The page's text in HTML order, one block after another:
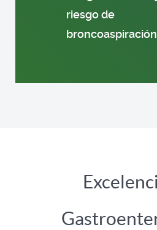
riesgo de